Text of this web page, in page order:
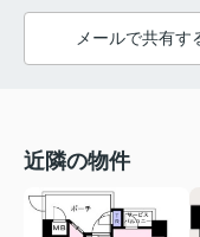
メールで共有す
近隣の物件